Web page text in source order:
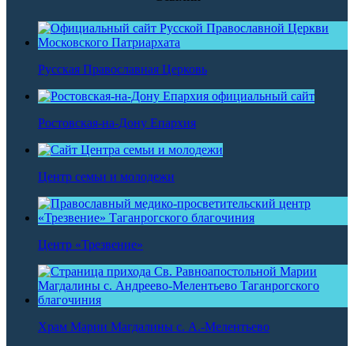
Русская Православная Церковь
Ростовская-на-Дону Епархия
Центр семьи и молодежи
Центр «Трезвение»
Храм Марии Магдалины с. А.-Мелентьево